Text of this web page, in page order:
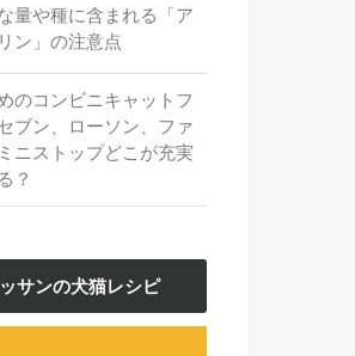
量や種に含まれる「ア
ン」の注意点
のコンビニキャットフ
ブン、ローソン、ファ
ニストップどこが充実
？
サンの犬猫レシピ